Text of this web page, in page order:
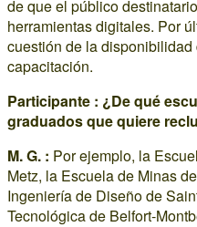
de que el público
herramientas digitales. Por
cuestión de la
capacitación.
Participante : ¿De qué
graduados que quiere
M. G. : Por ejemplo, la
Metz, la Escuela de Minas
Ingeniería de Diseño de
Tecnológica de Belfort-